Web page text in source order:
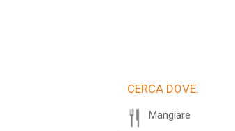
CERCA DOVE:
Mangiare